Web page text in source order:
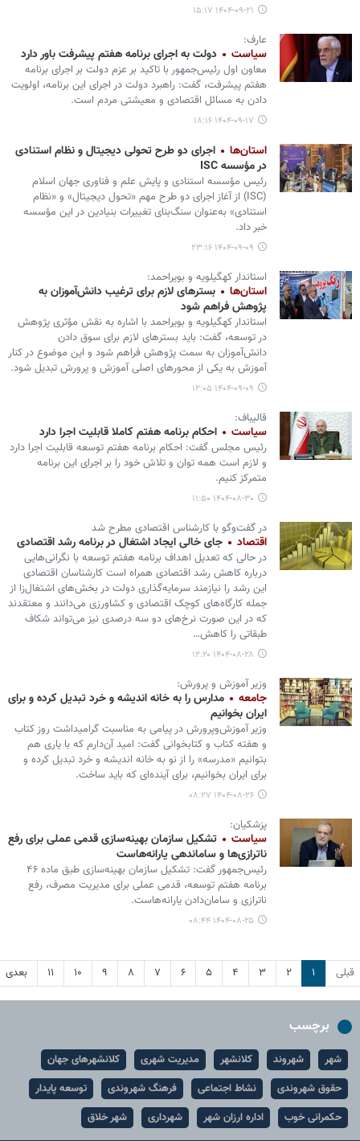
۱۴۰۴-۰۹-۲۱ ۱۵:۱۷
عارف:
سیاست دولت به اجرای برنامه هفتم پیشرفت باور دارد
معاون اول رئیس‌جمهور با تاکید بر عزم دولت بر اجرای برنامه
هفتم پیشرفت، گفت: راهبرد دولت در اجرای این برنامه، اولویت
دادن به مسائل اقتصادی و معیشتی مردم است.
۱۴۰۴-۰۹-۱۷ ۱۸:۱۶
استان‌ها
اجرای دو طرح تحولی دیجیتال و نظام استنادی
در مؤسسه ISC
رئیس مؤسسه استنادی و پایش علم و فناوری جهان اسلام
(ISC) از آغاز اجرای دو طرح مهم «تحول دیجیتال» و «نظام
استنادی» به‌عنوان سنگ‌بنای تغییرات بنیادین در این مؤسسه
خبر داد.
۱۴۰۴-۰۹-۰۹ ۲۳:۱۶
استاندار کهگیلویه و بویراحمد:
استان‌ها
بسترهای لازم برای ترغیب دانش‌آموزان به
پژوهش فراهم شود
استاندار کهگیلویه و بویراحمد با اشاره به نقش مؤثری پژوهش
در توسعه، گفت: باید بسترهای لازم برای سوق دادن
دانش‌آموزان به سمت پژوهش فراهم شود و این موضوع در کنار
آموزش به یکی از محورهای اصلی آموزش و پرورش تبدیل شود.
۱۴۰۴-۰۹-۰۹ ۱۲:۰۵
قالیباف:
سیاست احکام برنامه هفتم کاملا قابلیت اجرا دارد
رئیس مجلس گفت: احکام برنامه هفتم توسعه قابلیت اجرا دارد
و لازم است همه توان و تلاش خود را بر اجرای این برنامه
متمرکز کنیم.
۱۴۰۴-۰۸-۳۰ ۱۱:۵۰
در گفت‌وگو با کارشناس اقتصادی مطرح شد
اقتصاد جای خالی ایجاد اشتغال در برنامه رشد اقتصادی
در حالی که تعدیل اهداف برنامه هفتم توسعه با نگرانی‌هایی
درباره کاهش رشد اقتصادی همراه است کارشناسان اقتصادی
این رشد را نیازمند سرمایه‌گذاری دولت در بخش‌های اشتغال‌زا از
جمله کارگاه‌های کوچک اقتصادی و کشاورزی می‌دانند و معتقدند
که در این صورت نرخ‌های دو سه درصدی نیز می‌تواند شکاف
طبقاتی را کاهش…
۱۴۰۴-۰۸-۲۸ ۱۲:۲۰
وزیر آموزش و پرورش:
جامعه
مدارس را به خانه اندیشه و خرد تبدیل کرده و برای
ایران بخوانیم
وزیر آموزش‌وپرورش در پیامی به مناسبت گرامیداشت روز کتاب
و هفته کتاب و کتابخوانی گفت: امید آن‌دارم که با یاری هم
بتوانیم «مدرسه» را از نو به خانه اندیشه و خرد تبدیل کرده و
برای ایران بخوانیم، برای آینده‌ای که باید ساخت.
۱۴۰۴-۰۸-۲۶ ۰۸:۲۷
پزشکیان:
سیاست
تشکیل سازمان بهینه‌سازی قدمی عملی برای رفع
ناترازی‌ها و ساماندهی یارانه‌هاست
رئیس‌جمهور گفت: تشکیل سازمان بهینه‌سازی طبق ماده ۴۶
برنامه هفتم توسعه، قدمی عملی برای مدیریت مصرف، رفع
ناترازی و سامان‌دادن یارانه‌هاست.
۱۴۰۴-۰۸-۲۵ ۰۸:۴۴
قبلی ۱ ۲ ۳ ۴ ۵ ۶ ۷ ۸ ۹ ۱۰ ۱۱ بعدی
برچسب
شهر شهروند کلانشهر مدیریت شهری
کلانشهرهای جهان
حقوق شهروندی
نشاط اجتماعی فرهنگ شهروندی
توسعه پایدار
حکمرانی خوب
اداره ارزان شهر شهرداری شهر خلاق